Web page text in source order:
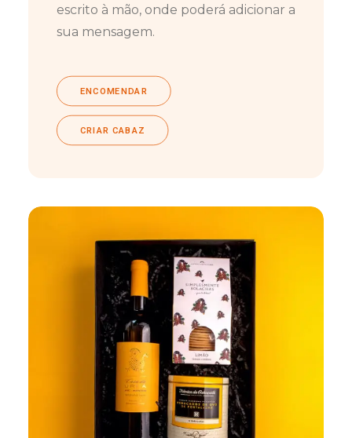
escrito à mão, onde poderá adicionar a
sua mensagem.
ENCOMENDAR
CRIAR CABAZ